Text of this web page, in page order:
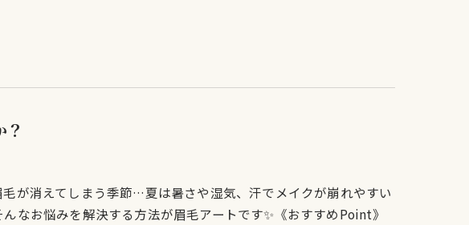
が消えてしまう季節…夏は暑さや湿気、汗でメイクが崩れやすい
なお悩みを解決する方法が眉毛アートです✨《おすすめPoint》